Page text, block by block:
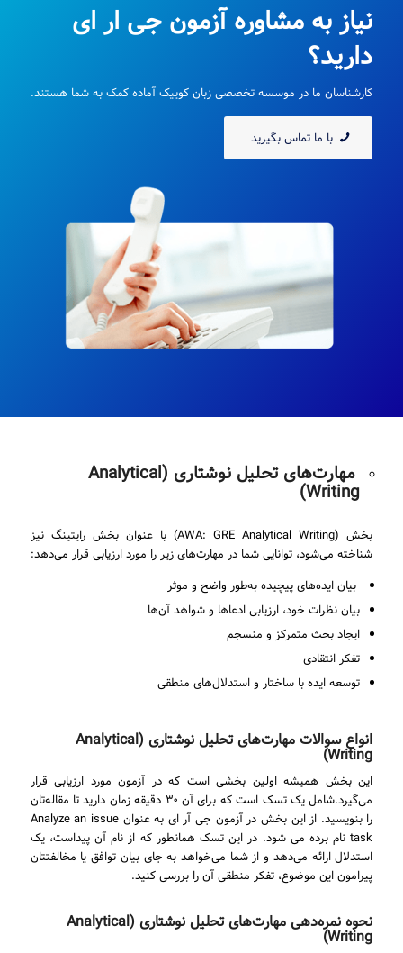
نیاز به مشاوره آزمون جی ار ای
دارید؟
کارشناسان ما در موسسه تخصصی زبان کوییک آماده کمک به شما هستند.
با ما تماس بگیرید
مهارت‌های تحلیل نوشتاری (Analytical
Writing)
بخش (AWA: GRE Analytical Writing) با عنوان بخش رایتینگ نیز
شناخته می‌شود، توانایی شما در مهارت‌های زیر را مورد ارزیابی قرار می‌دهد:
بیان ایده‌های پیچیده به‌طور واضح و موثر
بیان نظرات خود، ارزیابی ادعاها و شواهد آن‌ها
ایجاد بحث متمرکز و منسجم
تفکر انتقادی
توسعه ایده با ساختار و استدلال‌های منطقی
انواع سوالات مهارت‌های تحلیل نوشتاری (Analytical
Writing)
این بخش همیشه اولین بخشی است که در آزمون مورد ارزیابی قرار
می‌گیرد.شامل یک تسک است که برای آن ۳۰ دقیقه زمان دارید تا مقاله‌تان
را بنویسید. از این بخش در آزمون جی آر ای به عنوان Analyze an issue
task نام برده می شود. در این تسک همانطور که از نام آن پیداست، یک
استدلال ارائه می‌دهد و از شما می‌خواهد به جای بیان توافق یا مخالفتتان
پیرامون این موضوع، تفکر منطقی آن را بررسی کنید.
نحوه نمره‌دهی مهارت‌های تحلیل نوشتاری (Analytical
Writing)